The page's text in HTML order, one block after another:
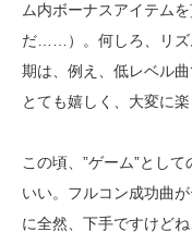
ム内ボーナスアイテム
だ……）。何しろ、リズ
期は、例え、低レベル
とても嬉しく、大変に楽
この頃、”ゲーム”とし
いい。フルコン成功曲
に全然、下手ですけど